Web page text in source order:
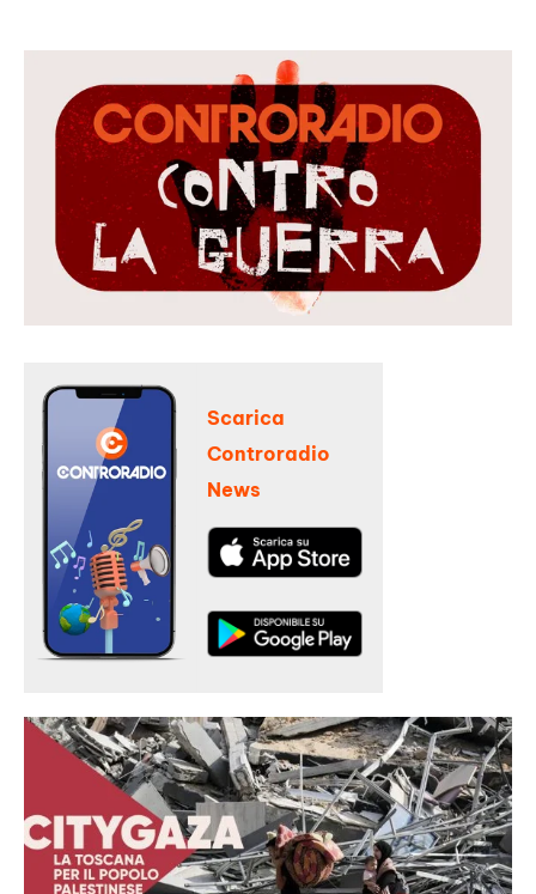
Scarica
Controradio
News